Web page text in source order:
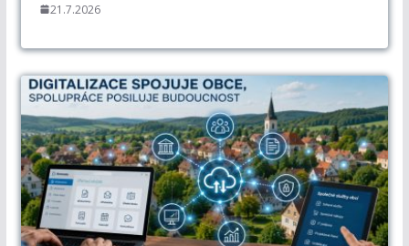
21.7.2026